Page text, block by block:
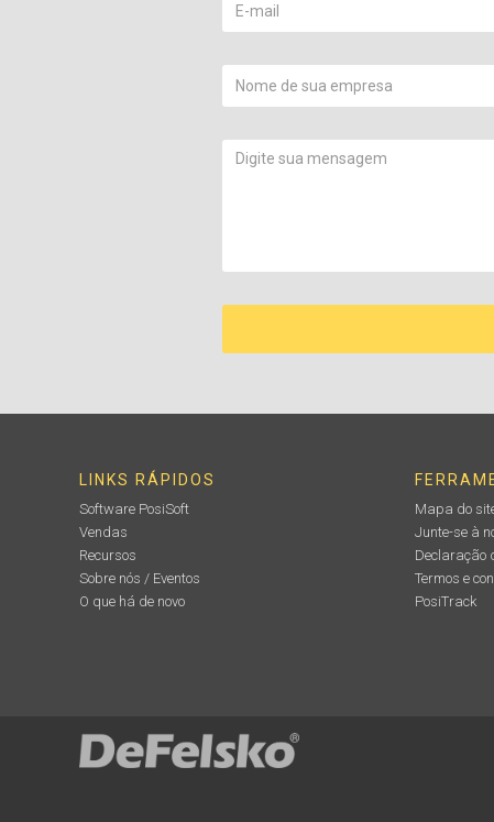
LINKS RÁPIDOS
Software PosiSoft
Vendas
Recursos
Sobre nós / Eventos
O que há de novo
Mapa do
Junte-se à
Declaração
Termos e
PosiTrack